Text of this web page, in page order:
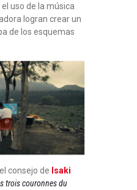
uso de la música
logran crear un
de los esquemas
consejo de Isaki
trois couronnes du